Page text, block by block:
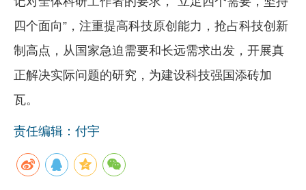
四个面向”，注重提高科技原创能力，抢占科技创新
制高点，从国家急迫需要和长远需求出发，开展真
正解决实际问题的研究，为建设科技强国添砖加
瓦。
责任编辑：付宇